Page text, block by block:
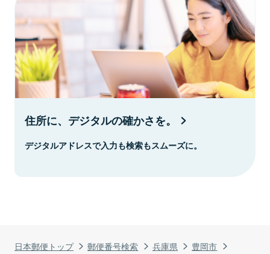
日本郵便トップ 郵便番号検索 兵庫県
豊岡市
住所に、デジタルの確かさを。
デジタルアドレスで入力も検索もスムーズに。